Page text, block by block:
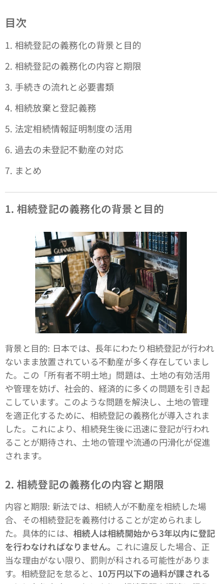
目次
1. 相続登記の義務化の背景と目的
2. 相続登記の義務化の内容と期限
3. 手続きの流れと必要書類
4. 相続放棄と登記義務
5. 法定相続情報証明制度の活用
6. 過去の未登記不動産の対応
7. まとめ
1. 相続登記の義務化の背景と目的
背景と目的: 日本では、長年にわたり相続登記が行われ
ないまま放置されている不動産が多く存在していまし
た。この「所有者不明土地」問題は、土地の有効活用
や管理を妨げ、社会的、経済的に多くの問題を引き起
こしています。このような問題を解決し、土地の管理
を適正化するために、相続登記の義務化が導入されま
した。これにより、相続発生後に迅速に登記が行われ
ることが期待され、土地の管理や流通の円滑化が促進
されます。
2. 相続登記の義務化の内容と期限
内容と期限: 新法では、相続人が不動産を相続した場
合、その相続登記を義務付けることが定められまし
た。具体的には、相続人は相続開始から3年以内に登記
を行わなければなりません。 これに違反した場合、正
当な理由がない限り、罰則が科される可能性がありま
す。相続登記を怠ると、 10万円以下の過料が課される